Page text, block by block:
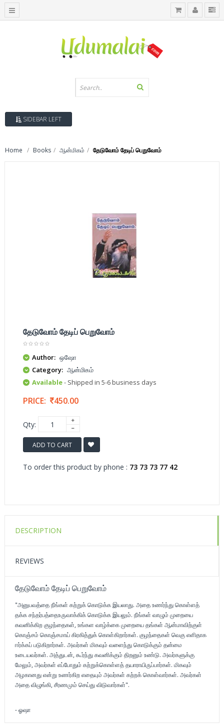
SIDEBAR LEFT
Home Books ஆன்மிகம் தேடுவோம் தேடிப் பெறுவோம்
தேடுவோம் தேடிப் பெறுவோம்
Author: ஒஷோ
Category: ஆன்மிகம்
Available- Shipped in 5-6 business days
PRICE: 450.00
Qty:
ADD TO CART
To order this product by phone : 73 73 73 77 42
DESCRIPTION
REVIEWS
தேடுவோம் தேடிப் பெறுவோம்
"அனுபவத்தை நீங்கள் கற்றுக் கொடுக்க இயலாது. அதை உணர்ந்து கொள்ளத்
தக்க சந்தர்பத்தைஉருவாக்கிக் கொடுக்க இயலும். நீங்கள் வாழும் முறையை
கவனிக்கிற குழந்தைகள், உங்கள வாழ்க்கை முறையை தங்கள் ஆன்மாவிற்குள்
கொஞ்சம் கொஞ்சமாய் கிரகித்துக் கொள்கிறார்கள். குழந்தைகள் வெகு எளிதாக
ஈர்க்கப் படுகிறார்கள். அவர்கள் மிகவும் வளைந்து கொடுக்கும் தன்மை
உடையவர்கள். அத்துடன், கூர்ந்து கவனிக்கும் திறனும் உண்டு. அவர்களுக்கு
மேலும், அவர்கள் எப்போதும் கற்றுக்கொள்ளத் தயாராயிருப்பார்கள். மிகவும்
அழகானது என்று உணர்கிற எதையும் அவர்கள் கற்றக் கொள்வார்கள். அவர்கள்
அதை விழுங்கி, சீரணமும் செய்து விடுவார்கள்".
- ஓஷா